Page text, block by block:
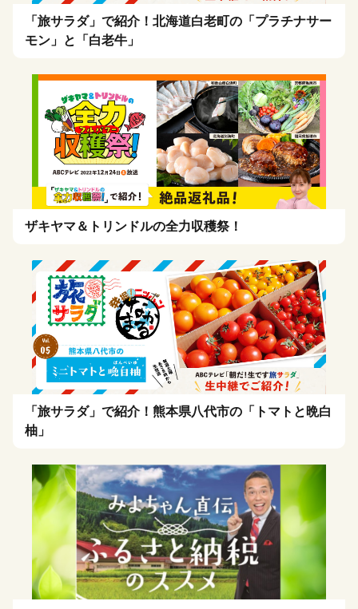
「旅サラダ」で紹介！北海道白老町の「プラチナサー
モン」と「白老牛」
ザキヤマ＆トリンドルの全力収穫祭！
「旅サラダ」で紹介！熊本県八代市の「トマトと晩白
柚」